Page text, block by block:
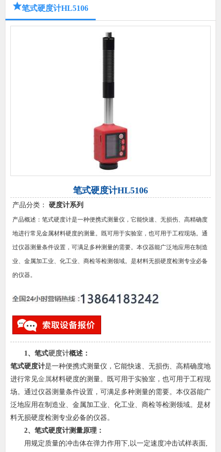
笔式硬度计HL5106
笔式硬度计HL5106
产品分类： 硬度计系列
产品概述：笔式硬度计是一种便携式测量仪，它能快速、无损伤、高精确度
地进行常见金属材料硬度的测量。既可用于实验室，也可用于工程现场。通
过仪器测量条件设置，可满足多种测量的需要。本仪器能广泛地应用在制造
业、金属加工业、化工业、商检等检测领域。是材料无损硬度检测专业必备
的仪器。
1、笔式硬度计概述 ：
笔式硬度计是一种便携式测量仪，它能快速、无损伤、高精确度地
进行常见金属材料硬度的测量。既可用于实验室，也可用于工程现
场。通过仪器测量条件设置，可满足多种测量的需要。本仪器能广
泛地应用在制造业、金属加工业、化工业、商检等检测领域。是材
料无损硬度检测专业必备的仪器。
2、 笔式硬度计测量原理 ：
用规定质量的冲击体在弹力作用下 ,以一定速度冲击试样表面,